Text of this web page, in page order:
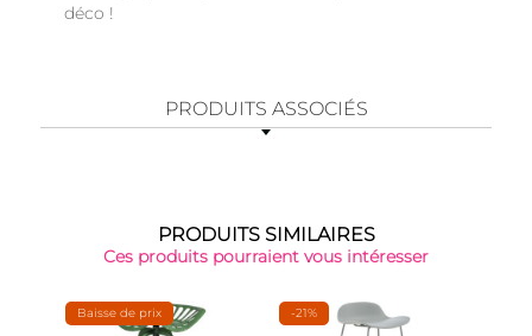
déco !
PRODUITS ASSOCIÉS
PRODUITS SIMILAIRES
Ces produits pourraient vous intéresser
Baisse de prix -21%